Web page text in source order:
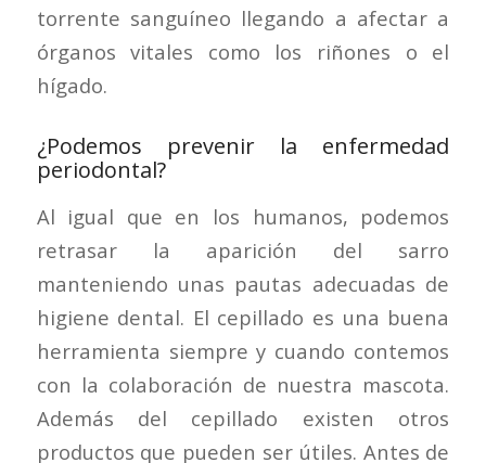
torrente sanguíneo llegando a afectar a
órganos vitales como los riñones o el
hígado.
¿Podemos prevenir la enfermedad
periodontal?
Al igual que en los humanos, podemos
retrasar la aparición del sarro
manteniendo unas pautas adecuadas de
higiene dental. El cepillado es una buena
herramienta siempre y cuando contemos
con la colaboración de nuestra mascota.
Además del cepillado existen otros
productos que pueden ser útiles. Antes de